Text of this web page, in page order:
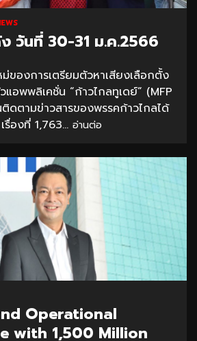
วันที่ 30-31 ม.ค.2566
ของการเตรียมตัวหาเสียงเลือกตั้ง
แอพพลิเคชั่น “ก้าวไกลทูเดย์” (MFP
ติดตามข่าวสารของพรรคก้าวไกลได้
องที่ 1,763... อ่านต่อ
Operational
with 1,500 Million